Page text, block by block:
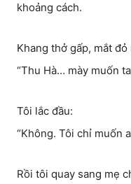
khoảng cách.
Khang thở gấp, mắt đỏ
“Thu Hà… mày muốn
Tôi lắc đầu:
“Không. Tôi chỉ muốn
Rồi tôi quay sang mẹ